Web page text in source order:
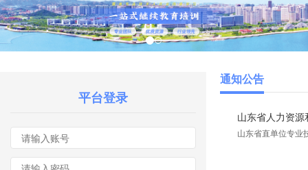
平台登录
通知公告
山东省人力资
山东省直单位专业